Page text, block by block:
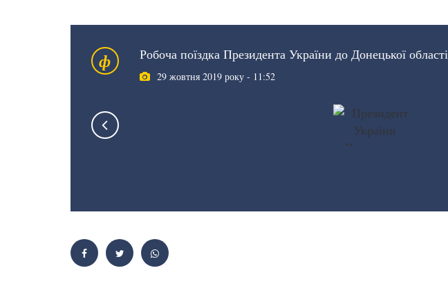
ф Робоча поїздка Президента України до Донецької області
29 жовтня 2019 року - 11:52